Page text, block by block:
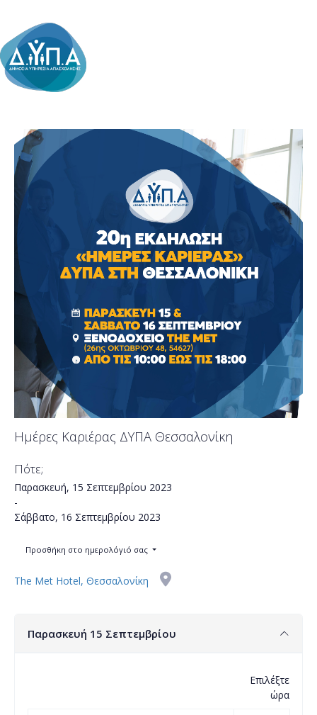
Ημέρες Καριέρας ΔΥΠΑ Θεσσαλονίκη
Πότε;
Παρασκευή, 15 Σεπτεμβρίου 2023
-
Σάββατο, 16 Σεπτεμβρίου 2023
Προσθήκη στο ημερολόγιό σας
The Met Hotel, Θεσσαλονίκη
Παρασκευή 15 Σεπτεμβρίου
Επιλέξτε
ώρα